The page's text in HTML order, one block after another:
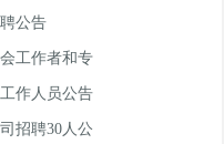
公告
工作者和专
作人员公告
招聘30人公